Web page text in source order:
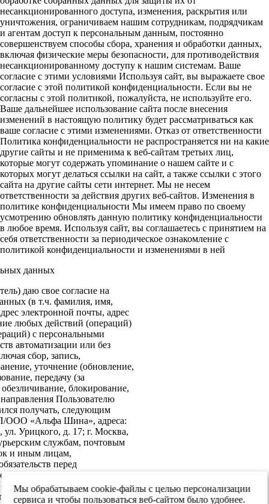
несанкционированного доступа, изменения, раскрытия или
уничтожения, ограничиваем нашим сотрудникам, подрядчикам
и агентам доступ к персональным данным, постоянно
совершенствуем способы сбора, хранения и обработки данных,
включая физические меры безопасности, для противодействия
несанкционированному доступу к нашим системам. Ваше
согласие с этими условиями Используя сайт, вы выражаете свое
согласие с этой политикой конфиденциальности. Если вы не
согласны с этой политикой, пожалуйста, не используйте его.
Ваше дальнейшее использование сайта после внесения
изменений в настоящую политику будет рассматриваться как
ваше согласие с этими изменениями. Отказ от ответственности
Политика конфиденциальности не распространяется ни на какие
другие сайты и не применима к веб-сайтам третьих лиц,
которые могут содержать упоминание о нашем сайте и с
которых могут делаться ссылки на сайт, а также ссылки с этого
сайта на другие сайты сети интернет. Мы не несем
ответственности за действия других веб-сайтов. Изменения в
политике конфиденциальности Мы имеем право по своему
усмотрению обновлять данную политику конфиденциальности
в любое время. Используя сайт, вы соглашаетесь с принятием на
себя ответственности за периодическое ознакомление с
политикой конфиденциальности и изменениями в ней
данных
даю свое согласие на
(в т.ч. фамилия, имя,
электронной почты, адрес
любых действий (операций)
с персональными
автоматизации или без
сбор, запись,
уточнение (обновление,
передачу (за
блокирование,
Пользователю
получать, следующим
ООО «Альфа Шина», адреса:
Урицкого, д. 17; г. Москва,
службам, почтовым
и иным лицам,
перед
на передачу в
информационной
данных третьим
Мы обрабатываем cookie-файлы с целью персонализации
сервиса и чтобы пользоваться веб-сайтом было удобнее.